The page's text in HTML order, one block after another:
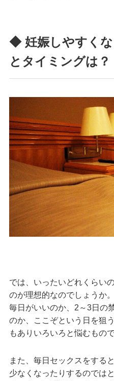
◆ 妊娠しやすく
とタイミングは？
では、いったいどれくらい
のが理想的なのでしょうか。
毎日がいいのか、2～3日の
のか、ここぞという日を狙
もありいろいろと悩むもの
また、毎日セックスをする
少なくなったりするのでは